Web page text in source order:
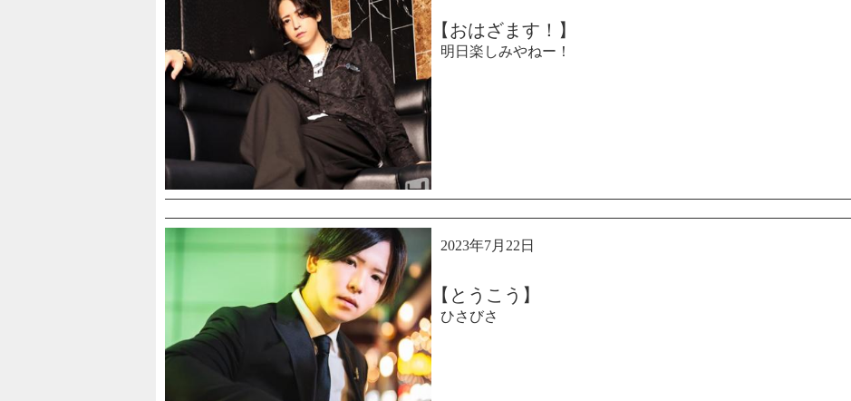
【おはざます！】
明日楽しみやねー！
2023年7月22日
【とうこう】
ひさびさ